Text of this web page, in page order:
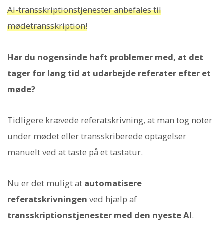
AI-transskriptionstjenester anbefales til
mødetransskription!
Har du nogensinde haft problemer med, at det
tager for lang tid at udarbejde referater efter et
møde?
Tidligere krævede referatskrivning, at man tog noter
under mødet eller transskriberede optagelser
manuelt ved at taste på et tastatur.
Nu er det muligt at automatisere
referatskrivningen ved hjælp af
transskriptionstjenester med den nyeste AI.